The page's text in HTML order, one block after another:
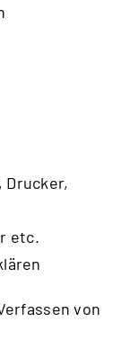
Drucker,
etc.
von